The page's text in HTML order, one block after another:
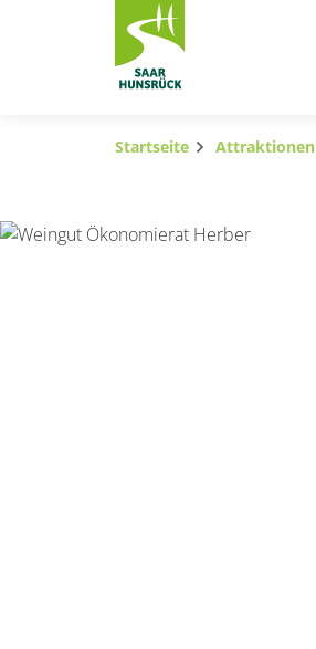
Zum Hauptinhalt springen
Startseite Attraktionen